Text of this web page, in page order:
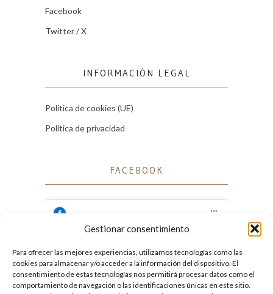
Gestionar consentimiento
Para ofrecer las mejores experiencias, utilizamos tecnologías como las
cookies para almacenar y/o acceder a la información del dispositivo. El
consentimiento de estas tecnologías nos permitirá procesar datos como el
comportamiento de navegación o las identificaciones únicas en este sitio.
Facebook
Twitter / X
INFORMACIÓN LEGAL
Política de cookies (UE)
Política de privacidad
FACEBOOK
Facebook
Haz clic para aceptar cookies de marketing
y permitir este contenido